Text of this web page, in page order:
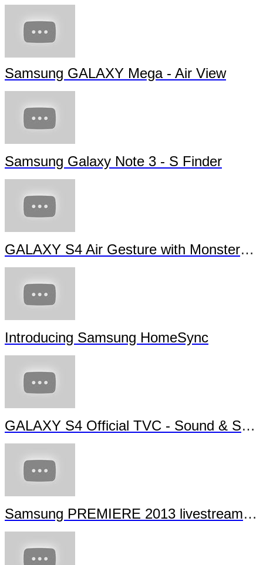
Samsung GALAXY Note 3 Official TVC - Messi's
Note (The Developer)
#JeVeuxUnMega spray de peinture à La Villette
Samsung GALAXY Mega - Air View
Samsung Galaxy Note 3 - S Finder
GALAXY S4 Air Gesture with Monsters University
Introducing Samsung HomeSync